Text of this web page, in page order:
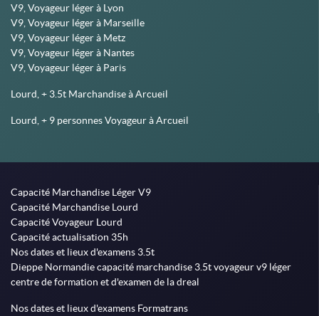
V9, Voyageur léger à Lyon
V9, Voyageur léger à Marseille
V9, Voyageur léger à Metz
V9, Voyageur léger à Nantes
V9, Voyageur léger à Paris
Lourd, + 3.5t Marchandise à Arcueil
Lourd, + 9 personnes Voyageur à Arcueil
Capacité Marchandise Léger V9
Capacité Marchandise Lourd
Capacité Voyageur Lourd
Capacité actualisation 35h
Nos dates et lieux d'examens 3.5t
Dieppe Normandie capacité marchandise 3.5t voyageur v9 léger
centre de formation et d'examen de la dreal
Nos dates et lieux d'examens Formatrans